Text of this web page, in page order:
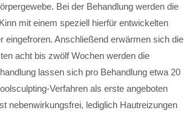
Bei der Behandlung werden die
mit einem speziell hierfür entwickelten
eingefroren. Anschließend erwärmen sich die
acht bis zwölf Wochen werden die
lassen sich pro Behandlung etwa 20
Verfahren als erste angeboten
nebenwirkungsfrei, lediglich Hautreizungen